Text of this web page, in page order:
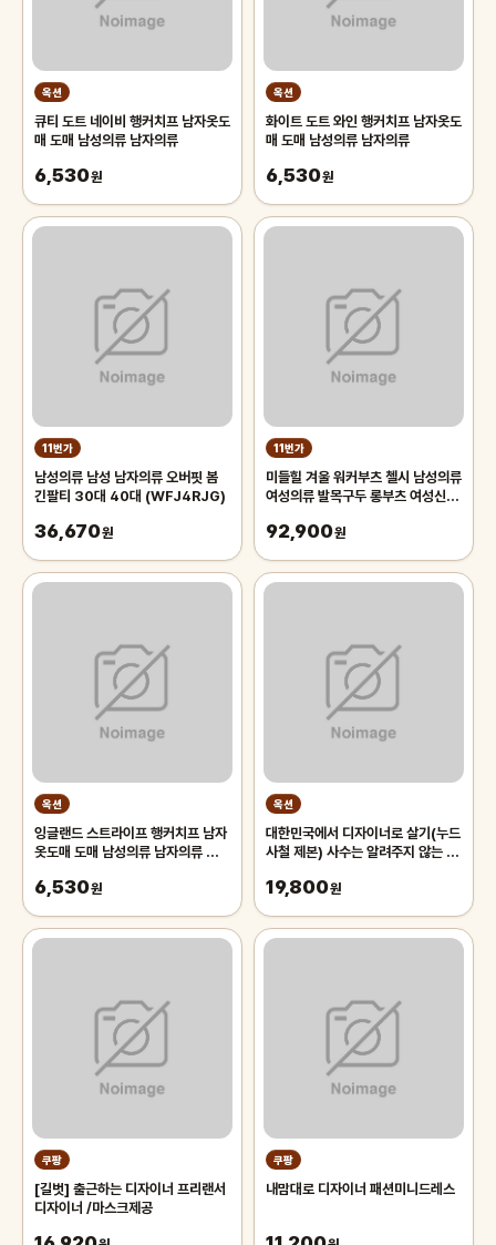
옥션
큐티 도트 네이비 행커치프 남자옷도
매 도매 남성의류 남자의류
6,530원
옥션
화이트 도트 와인 행커치프 남자옷도
매 도매 남성의류 남자의류
6,530원
11번가
남성의류 남성 남자의류 오버핏 봄
긴팔티 30대 40대 (WFJ4RJG)
36,670원
11번가
미들힐 겨울 워커부츠 첼시 남성의류
여성의류 발목구두 롱부츠 여성신발
92,900원
옥션
잉글랜드 스트라이프 행커치프 남자
옷도매 도매 남성의류 남자의류 남성
6,530원
옥션
대한민국에서 디자이너로 살기(누드
사철 제본) 사수는 알려주지 않는 디
19,800원
쿠팡
[길벗] 출근하는 디자이너 프리랜서
디자이너 /마스크제공
쿠팡
내맘대로 디자이너 패션미니드레스